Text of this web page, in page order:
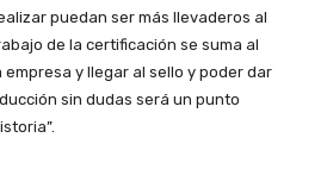
puedan ser más llevaderos al
de la certificación se suma al
y llegar al sello y poder dar
sin dudas será un punto